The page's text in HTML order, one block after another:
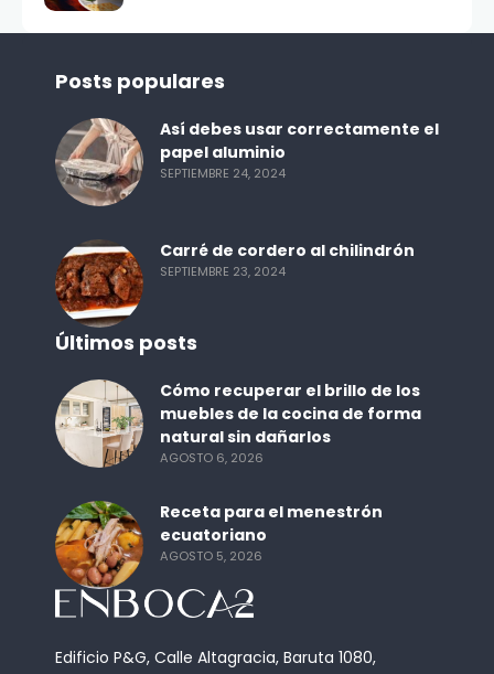
Edificio P&G, Calle Altagracia, Baruta 1080,
Posts populares
Así debes usar correctamente el
papel aluminio
SEPTIEMBRE 24, 2024
Carré de cordero al chilindrón
SEPTIEMBRE 23, 2024
Últimos posts
Cómo recuperar el brillo de los
muebles de la cocina de forma
natural sin dañarlos
AGOSTO 6, 2026
Receta para el menestrón
ecuatoriano
AGOSTO 5, 2026